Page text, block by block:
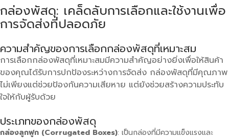
กล่องพัสดุ: เคล็ดลับการเลือกและใช้งานเพื่อ
การจัดส่งที่ปลอดภัย
ความสำคัญของการเลือกกล่องพัสดุที่เหมาะสม
การเลือกกล่องพัสดุที่เหมาะสมมีความสำคัญอย่างยิ่งเพื่อให้สินค้า
ของคุณได้รับการปกป้องระหว่างการจัดส่ง กล่องพัสดุที่มีคุณภาพ
ไม่เพียงแต่ช่วยป้องกันความเสียหาย แต่ยังช่วยสร้างความประทับ
ใจให้กับผู้รับด้วย
ประเภทของกล่องพัสดุ
กล่องลูกฟูก (Corrugated Boxes): เป็นกล่องที่มีความแข็งแรงและ